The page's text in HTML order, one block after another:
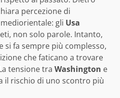
percezione di
gli Usa
non solo parole. Intanto,
si fa sempre più complesso,
che faticano a trovare
tensione tra Washington e
il rischio di uno scontro più